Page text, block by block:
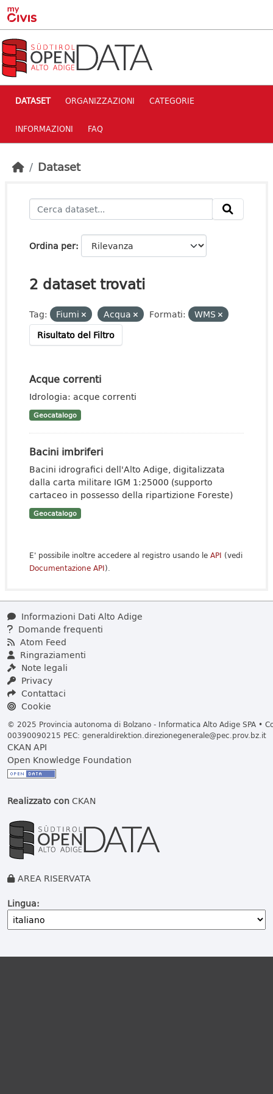
Skip to main content
DATASET ORGANIZZAZIONI CATEGORIE
INFORMAZIONI FAQ
Dataset
Ordina per
2 dataset trovati
Tag: Fiumi Acqua Formati:
WMS
Risultato del Filtro
Acque correnti
Idrologia: acque correnti
Geocatalogo
Bacini imbriferi
Bacini idrografici dell'Alto Adige, digitalizzata
dalla carta militare IGM 1:25000 (supporto
cartaceo in possesso della ripartizione Foreste)
Geocatalogo
E' possibile inoltre accedere al registro usando le API (vedi
Documentazione API).
Informazioni Dati Alto Adige
Domande frequenti
Atom Feed
Ringraziamenti
Note legali
Privacy
Contattaci
Cookie
© 2025 Provincia autonoma di Bolzano - Informatica Alto Adige SPA •
00390090215 PEC: generaldirektion.direzionegenerale@pec.prov.bz.it
CKAN API
Open Knowledge Foundation
Realizzato conCKAN
AREA RISERVATA
Lingua